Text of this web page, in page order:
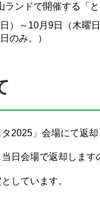
ンドで開催する「
）～10月9日（木曜
のみ。）
2025」会場にて返却
日会場で返却します
しています。